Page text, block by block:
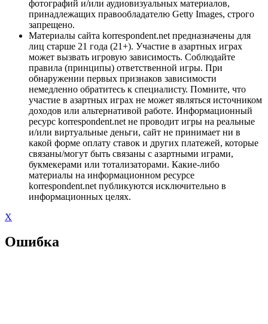
фотографий и/или аудиовизуальных материалов,
принадлежащих правообладателю Getty Images, строго
запрещено.
Материалы сайта korrespondent.net предназначены для
лиц старше 21 года (21+). Участие в азартных играх
может вызвать игровую зависимость. Соблюдайте
правила (принципы) ответственной игры. При
обнаружении первых признаков зависимости
немедленно обратитесь к специалисту. Помните, что
участие в азартных играх не может являться источником
доходов или альтернативой работе. Информационный
ресурс korrespondent.net не проводит игры на реальные
и/или виртуальные деньги, сайт не принимает ни в
какой форме оплату ставок и других платежей, которые
связаны/могут быть связаны с азартными играми,
букмекерами или тотализаторами. Какие-либо
материалы на информационном ресурсе
korrespondent.net публикуются исключительно в
информационных целях.
X
Ошибка